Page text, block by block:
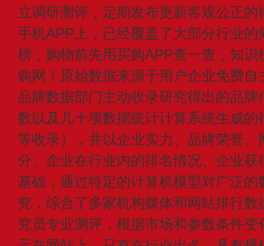
立调研测评，定期发布更新客观公正
手机APP上，已经覆盖了大部分行业
榜，购物前先用买购APP查一查，知
购网！原始数据来源于用户企业免费
品牌数据部门主动收录研究得出的品
数以及几十项数据统计计算系统生成
等收录），并以企业实力、品牌荣誉
分、企业在行业内的排名情况、企业
基础，通过特定的计算机模型对广泛
究，综合了多家机构媒体和网站排行
究员专业测评，根据市场和参数条件